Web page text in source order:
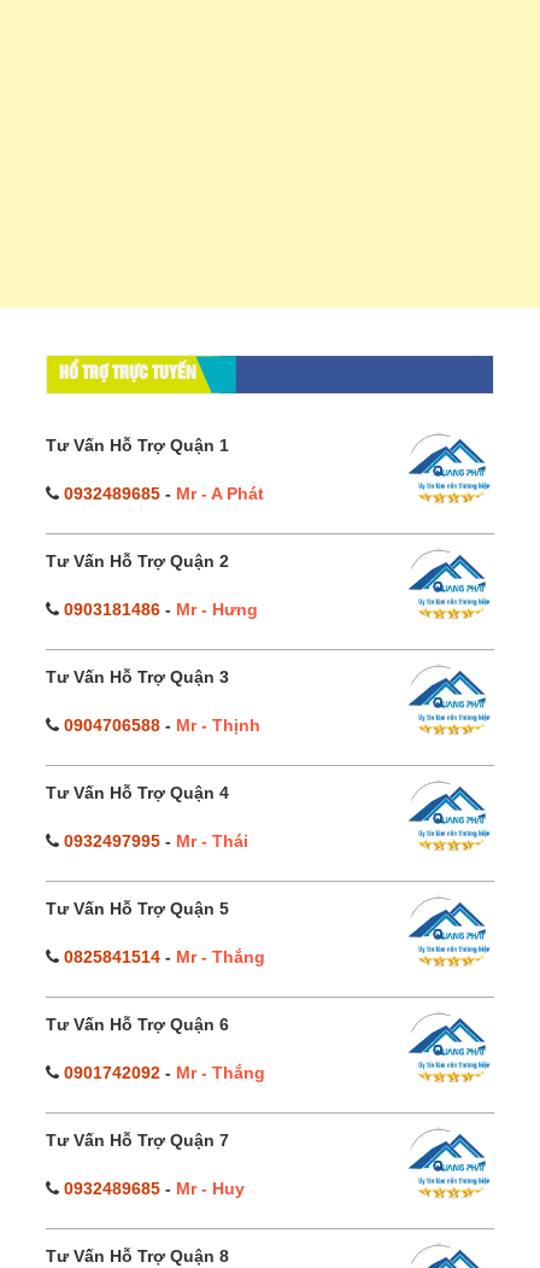
HỔ TRỢ TRỰC TUYẾN
Tư Vấn Hỗ Trợ Quận 1
0932489685 - Mr - A Phát
Tư Vấn Hỗ Trợ Quận 2
0903181486 - Mr - Hưng
Tư Vấn Hỗ Trợ Quận 3
0904706588 - Mr - Thịnh
Tư Vấn Hỗ Trợ Quận 4
0932497995 - Mr - Thái
Tư Vấn Hỗ Trợ Quận 5
0825841514 - Mr - Thắng
Tư Vấn Hỗ Trợ Quận 6
0901742092 - Mr - Thắng
Tư Vấn Hỗ Trợ Quận 7
0932489685 - Mr - Huy
Tư Vấn Hỗ Trợ Quận 8